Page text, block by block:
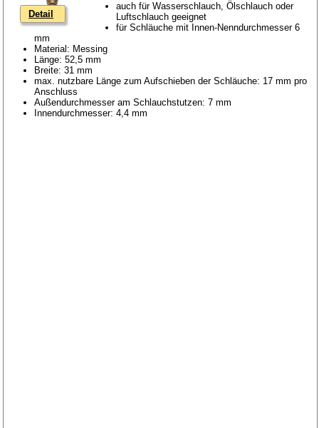
Detail
auch für Wasserschlauch, Ölschlauch oder
Luftschlauch geeignet
für Schläuche mit Innen-Nenndurchmesser 6
mm
Material: Messing
Länge: 52,5 mm
Breite: 31 mm
max. nutzbare Länge zum Aufschieben der Schläuche: 17 mm pro
Anschluss
Außendurchmesser am Schlauchstutzen: 7 mm
Innendurchmesser: 4,4 mm